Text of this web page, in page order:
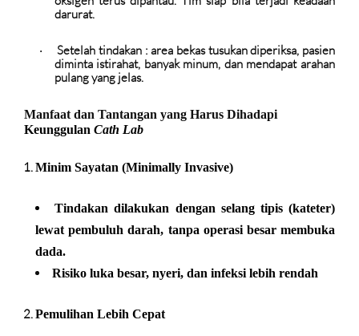
darurat.
· Setelah tindakan : area bekas tusukan diperiksa, pasien
diminta istirahat, banyak minum, dan mendapat arahan
pulang yang jelas.
Manfaat dan Tantangan yang Harus Dihadapi
Keunggulan Cath Lab
Minim Sayatan (Minimally Invasive)
Tindakan dilakukan dengan selang tipis (kateter)
lewat pembuluh darah, tanpa operasi besar membuka
dada.
Risiko luka besar, nyeri, dan infeksi lebih rendah
Pemulihan Lebih Cepat